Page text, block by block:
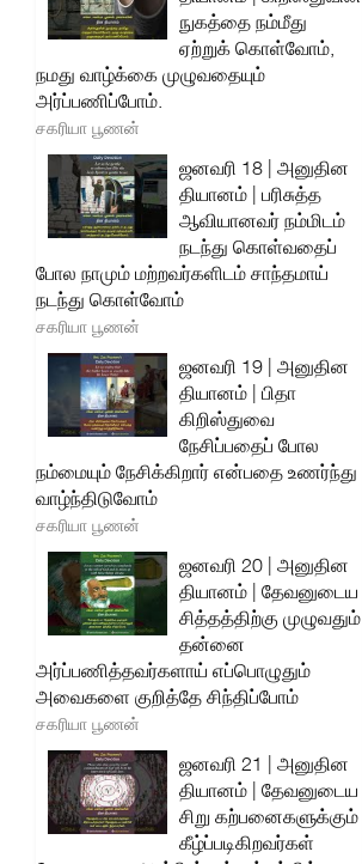
நுகத்தை நம்மீது
ஏற்றுக் கொள்வோம்,
நமது வாழ்க்கை முழுவதையும்
அர்ப்பணிப்போம்.
சகரியா பூணன்
ஜனவரி 18 | அனுதின
தியானம் | பரிசுத்த
ஆவியானவர் நம்மிடம்
நடந்து கொள்வதைப்
போல நாமும் மற்றவர்களிடம் சாந்தமாய்
நடந்து கொள்வோம்
சகரியா பூணன்
ஜனவரி 19 | அனுதின
தியானம் | பிதா
கிறிஸ்துவை
நேசிப்பதைப் போல
நம்மையும் நேசிக்கிறார் என்பதை உணர்ந்து
வாழ்ந்திடுவோம்
சகரியா பூணன்
ஜனவரி 20 | அனுதின
தியானம் | தேவனுடைய
சித்தத்திற்கு முழுவதும்
தன்னை
அர்ப்பணித்தவர்களாய் எப்பொழுதும்
அவைகளை குறித்தே சிந்திப்போம்
சகரியா பூணன்
ஜனவரி 21 | அனுதின
தியானம் | தேவனுடைய
சிறு கற்பனைகளுக்கும்
கீழ்ப்படிகிறவர்கள்